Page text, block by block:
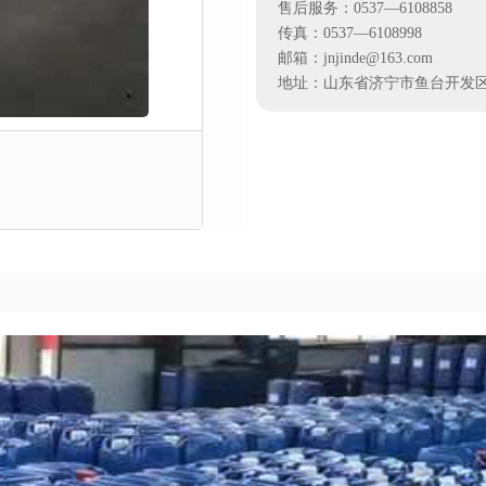
售后服务：0537—6108858
传真：0537—6108998
邮箱：jnjinde@163.com
地址：山东省济宁市鱼台开发